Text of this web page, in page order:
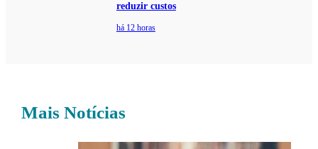
reduzir custos
há 12 horas
Mais Notícias